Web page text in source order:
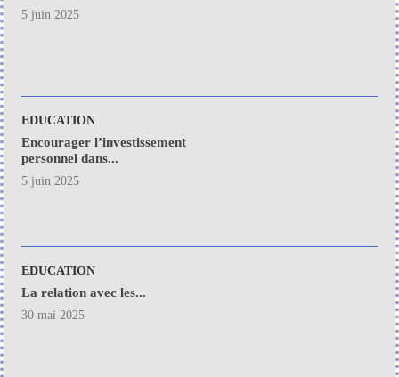
5 juin 2025
EDUCATION
Encourager l’investissement
personnel dans...
5 juin 2025
EDUCATION
La relation avec les...
30 mai 2025